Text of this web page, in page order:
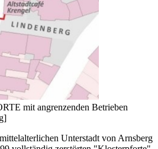
mit angrenzenden Betrieben
alterlichen Unterstadt von Arnsberg